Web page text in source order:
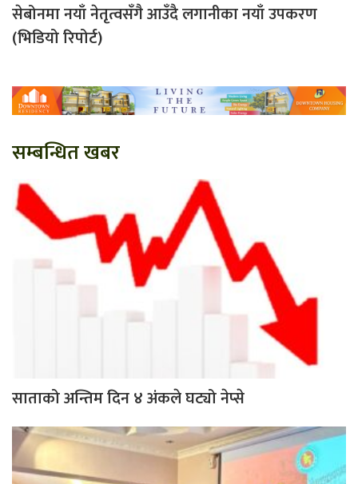
सेबोनमा नयाँ नेतृत्वसँगै आउँदै लगानीका नयाँ उपकरण
(भिडियो रिपोर्ट)
सम्बन्धित खबर
साताको अन्तिम दिन ४ अंकले घट्यो नेप्से